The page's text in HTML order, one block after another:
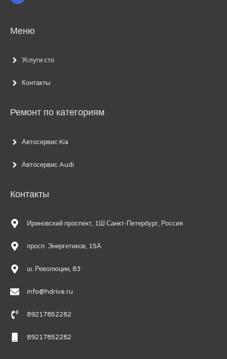
Меню
Услуги сто
Контакты
Ремонт по категориям
Автосервис Kia
Автосервис Audi
Контакты
Ириновский проспект, 1Ш Санкт-Петербург, Россия
просп. Энергетиков, 15А
ш. Революции, 83
info@hdrive.ru
89217852282
89217852282